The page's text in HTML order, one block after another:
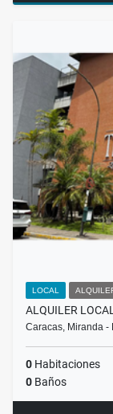
LOCAL
ALQUILER
Caracas, Miranda -
0 Habitaciones
0 Baños